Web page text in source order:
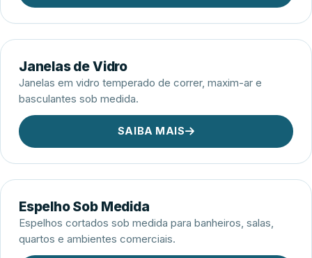
Janelas de Vidro
Janelas em vidro temperado de correr, maxim-ar e
basculantes sob medida.
SAIBA MAIS
Espelho Sob Medida
Espelhos cortados sob medida para banheiros, salas,
quartos e ambientes comerciais.